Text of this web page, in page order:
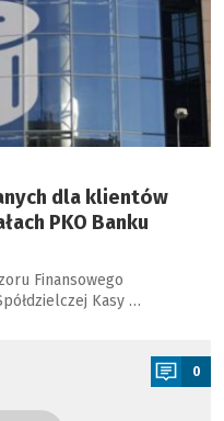
dla klientów
PKO Banku
Finansowego
Kasy …
0